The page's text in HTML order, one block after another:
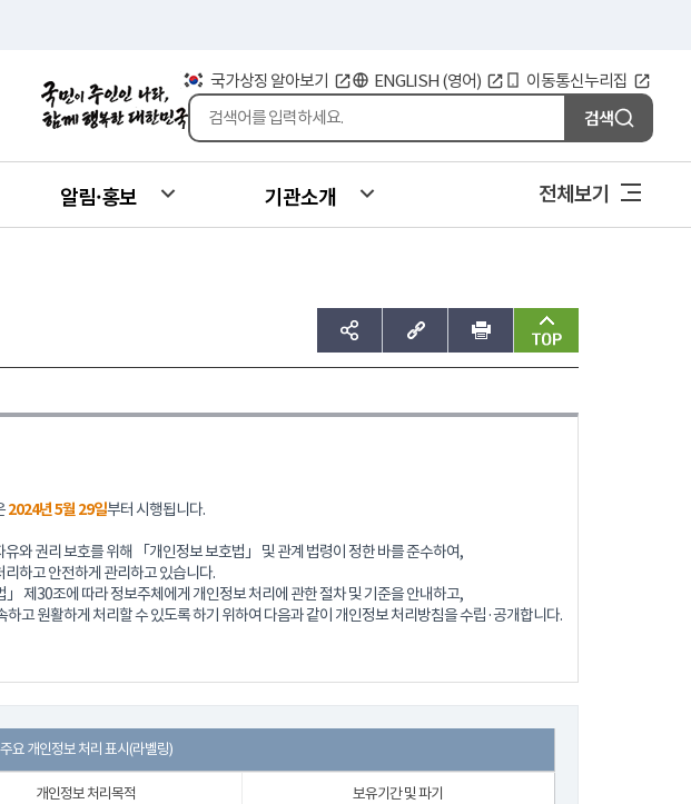
국가상징 알아보기 ENGLISH (영어) 이동통신누리집
검색
알림·홍보 기관소개 전체보기
sns공유하기 주소복사 인쇄 맨위로
2024년 5월 29일부터 시행됩니다.
와 권리 보호를 위해 「개인정보 보호법」 및 관계 법령이 정한 바를 준수하여,
하고 안전하게 관리하고 있습니다.
제30조에 따라 정보주체에게 개인정보 처리에 관한 절차 및 기준을 안내하고,
하고 원활하게 처리할 수 있도록 하기 위하여 다음과 같이 개인정보 처리방침을 수립·공개합니다.
주요 개인정보 처리 표시(라벨링)
개인정보 처리목적 보유기간 및 파기